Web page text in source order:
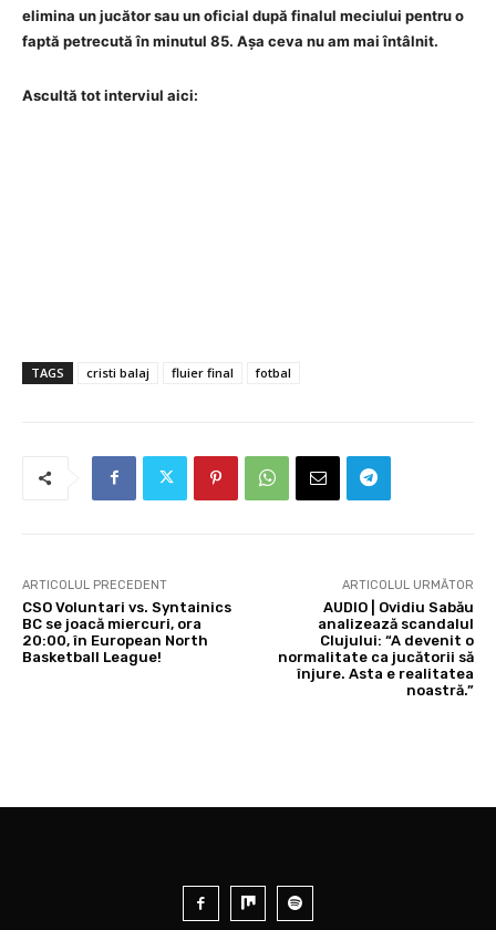
elimina un jucător sau un oficial după finalul meciului pentru o
faptă petrecută în minutul 85. Așa ceva nu am mai întâlnit.
Ascultă tot interviul aici:
TAGS cristi balaj fluier final fotbal
ARTICOLUL PRECEDENT
CSO Voluntari vs. Syntainics
BC se joacă miercuri, ora
20:00, în European North
Basketball League!
ARTICOLUL URMĂTOR
AUDIO | Ovidiu Sabău
analizează scandalul
Clujului: “A devenit o
normalitate ca jucătorii să
înjure. Asta e realitatea
noastră.”